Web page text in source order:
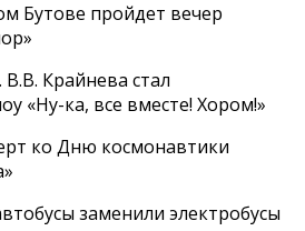
Бутове пройдет вечер
Крайнева стал
«Ну-ка, все вместе! Хором!»
ко Дню космонавтики
заменили электробусы